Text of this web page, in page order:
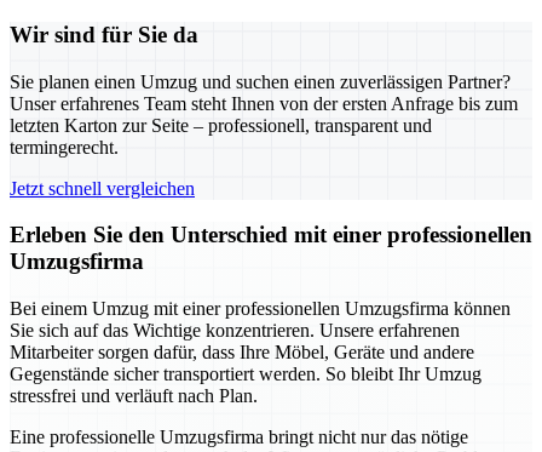
Wir sind für Sie da
Sie planen einen Umzug und suchen einen zuverlässigen Partner?
Unser erfahrenes Team steht Ihnen von der ersten Anfrage bis zum
letzten Karton zur Seite – professionell, transparent und
termingerecht.
Jetzt schnell vergleichen
Erleben Sie den Unterschied mit einer professionellen
Umzugsfirma
Bei einem Umzug mit einer professionellen Umzugsfirma können
Sie sich auf das Wichtige konzentrieren. Unsere erfahrenen
Mitarbeiter sorgen dafür, dass Ihre Möbel, Geräte und andere
Gegenstände sicher transportiert werden. So bleibt Ihr Umzug
stressfrei und verläuft nach Plan.
Eine professionelle Umzugsfirma bringt nicht nur das nötige